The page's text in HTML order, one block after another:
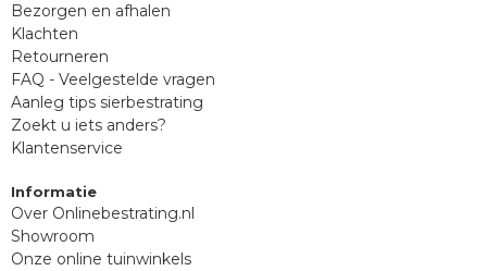
Bezorgen en afhalen
Klachten
Retourneren
FAQ - Veelgestelde vragen
Aanleg tips sierbestrating
Zoekt u iets anders?
Klantenservice
Informatie
Over Onlinebestrating.nl
Showroom
Onze online tuinwinkels